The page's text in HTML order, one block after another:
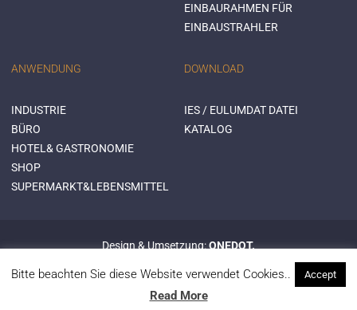
EINBAURAHMEN FÜR
EINBAUSTRAHLER
ANWENDUNG
INDUSTRIE
BÜRO
HOTEL& GASTRONOMIE
SHOP
SUPERMARKT&LEBENSMITTEL
DOWNLOAD
IES / EULUMDAT DATEI
KATALOG
Design & Umsetzung:ONEDOT.
© 2015 Mextronic
Bitte beachten Sie diese Website verwendet Cookies.. Accept
Read More